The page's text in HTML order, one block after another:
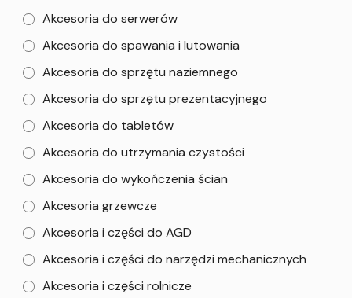
Akcesoria do serwerów
Akcesoria do spawania i lutowania
Akcesoria do sprzętu naziemnego
Akcesoria do sprzętu prezentacyjnego
Akcesoria do tabletów
Akcesoria do utrzymania czystości
Akcesoria do wykończenia ścian
Akcesoria grzewcze
Akcesoria i części do AGD
Akcesoria i części do narzędzi mechanicznych
Akcesoria i części rolnicze